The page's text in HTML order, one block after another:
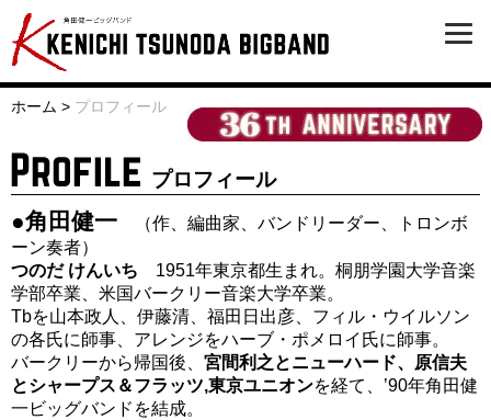
ホーム > プロフィール
プロフィール
●角田健一 （作、編曲家、バンドリーダー、トロンボ
ーン奏者）
つのだ けんいち 1951年東京都生まれ。桐朋学園大学音楽
学部卒業、米国バークリー音楽大学卒業。
Tbを山本政人、伊藤清、福田日出彦、フィル・ウイルソン
の各氏に師事、アレンジをハーブ・ポメロイ氏に師事。
バークリーから帰国後、 宮間利之とニューハード、原信夫
とシャープス＆フラッツ,東京ユニオンを経て、’90年角田健
一ビッグバンドを結成。